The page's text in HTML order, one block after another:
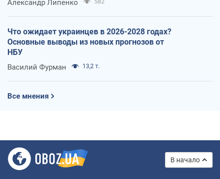
Александр Липенко
Что ожидает украинцев в 2026-2028 годах?
Основные выводы из новых прогнозов от
НБУ
Василий Фурман 13,2 т.
Все мнения
В начало